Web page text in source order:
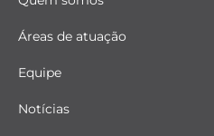
Áreas de atuação
Equipe
Notícias